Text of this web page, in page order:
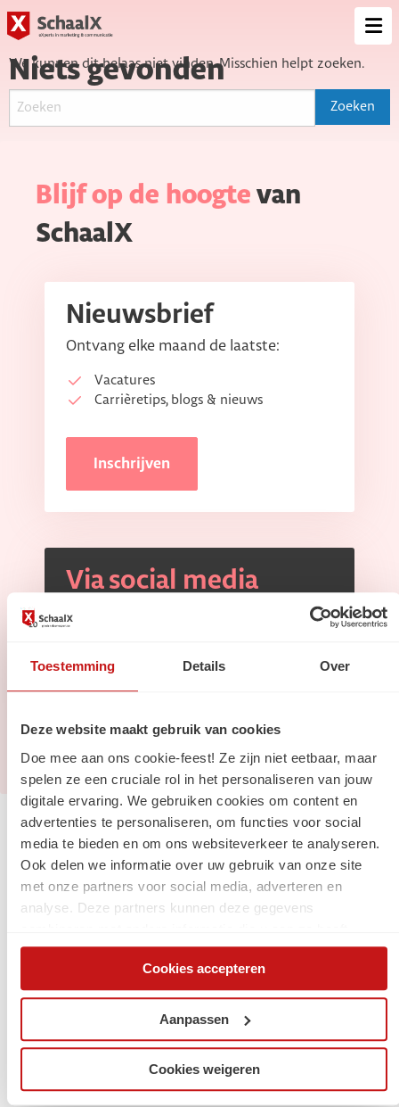
Toestemming Details Over
Deze website maakt gebruik van cookies
Doe mee aan ons cookie-feest! Ze zijn niet eetbaar, maar
spelen ze een cruciale rol in het personaliseren van jouw
digitale ervaring. We gebruiken cookies om content en
advertenties te personaliseren, om functies voor social
media te bieden en om ons websiteverkeer te analyseren.
Ook delen we informatie over uw gebruik van onze site
met onze partners voor social media, adverteren en
analyse. Deze partners kunnen deze gegevens
verstrekt of die ze hebben verzameld op basis van uw
gebruik van hun services. Via de cookieverklaring op onze
website kunt u uw toestemming op elk moment wijzigen of
Cookies accepteren
Aanpassen
Cookies weigeren
Niets gevonden
We kunnen dit helaas niet vinden. Misschien helpt zoeken.
Blijf op de hoogte van
SchaalX
Nieuwsbrief
Ontvang elke maand de laatste:
Vacatures
Carrièretips, blogs & nieuws
Inschrijven
Via social media
Volg ons opInstagram
Jouw carrière
Start met een digital traineeship
Login Mijn SchaalX
Voor opdrachtgevers
SchaalX professionals